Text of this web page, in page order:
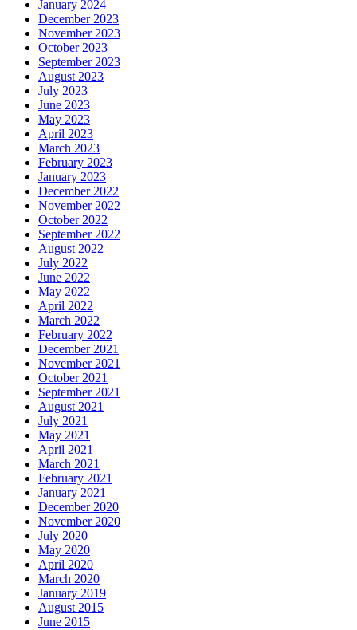
January 2024
December 2023
November 2023
October 2023
September 2023
August 2023
July 2023
June 2023
May 2023
April 2023
March 2023
February 2023
January 2023
December 2022
November 2022
October 2022
September 2022
August 2022
July 2022
June 2022
May 2022
April 2022
March 2022
February 2022
December 2021
November 2021
October 2021
September 2021
August 2021
July 2021
May 2021
April 2021
March 2021
February 2021
January 2021
December 2020
November 2020
July 2020
May 2020
April 2020
March 2020
January 2019
August 2015
June 2015